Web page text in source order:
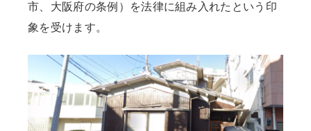
市、大阪府の条例）を法律に組み入れたという印
象を受けます。